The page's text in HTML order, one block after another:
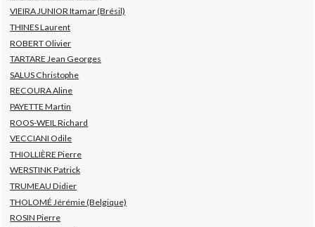
VIEIRA JUNIOR Itamar (Brésil)
THINES Laurent
ROBERT Olivier
TARTARE Jean Georges
SALUS Christophe
RECOURA Aline
PAYETTE Martin
ROOS-WEIL Richard
VECCIANI Odile
THIOLLIÈRE Pierre
WERSTINK Patrick
TRUMEAU Didier
THOLOMÉ Jérémie (Belgique)
ROSIN Pierre